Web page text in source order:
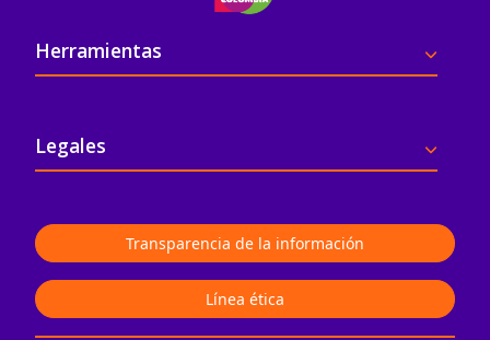
Pie de página
Herramientas
Legales
Transparencia de la información
Línea ética